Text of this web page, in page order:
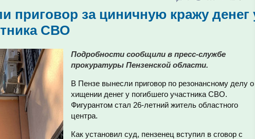
приговор за циничную кражу денег
СВО
Подробности сообщили в пресс-службе
прокуратуры Пензенской области.
В Пензе вынесли приговор по резонансному делу о
хищении денег у погибшего участника СВО.
Фигурантом стал 26-летний житель областного
центра.
Как установил суд, пензенец вступил в сговор с